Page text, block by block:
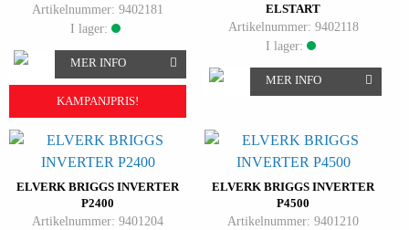
Artikelnummer: 9402181
I lager:
MER INFO
KAMPANJPRIS!
ELSTART
Artikelnummer: 9402118
I lager:
MER INFO
ELVERK BRIGGS INVERTER
P2400
Artikelnummer: 9401204
ELVERK BRIGGS INVERTER
P4500
Artikelnummer: 9401210